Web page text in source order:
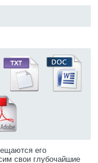
его
свои глубочайшие